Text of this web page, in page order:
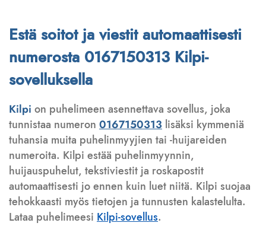
Estä soitot ja viestit automaattisesti
numerosta 0167150313 Kilpi-
sovelluksella
Kilpi on puhelimeen asennettava sovellus, joka
tunnistaa numeron 0167150313 lisäksi kymmeniä
tuhansia muita puhelinmyyjien tai -huijareiden
numeroita. Kilpi estää puhelinmyynnin,
huijauspuhelut, tekstiviestit ja roskapostit
automaattisesti jo ennen kuin luet niitä. Kilpi suojaa
tehokkaasti myös tietojen ja tunnusten kalastelulta.
Lataa puhelimeesi Kilpi-sovellus.